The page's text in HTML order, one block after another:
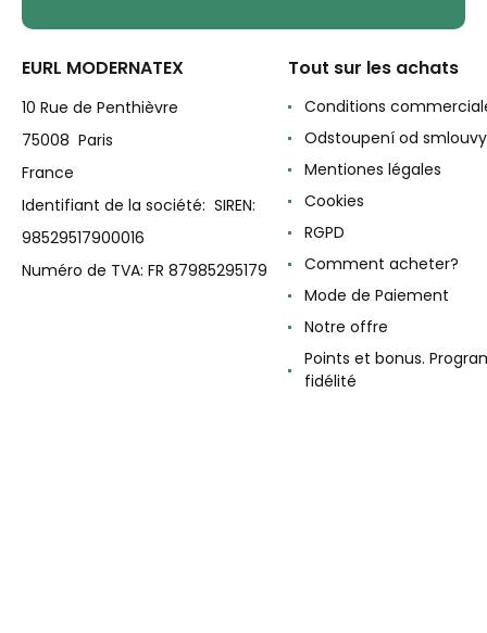
EURL MODERNATEX
10 Rue de Penthièvre
75008 Paris
France
Identifiant de la société: SIREN:
98529517900016
Numéro de TVA: FR 87985295179
Tout sur les achats
Conditions
Odstoupení od smlouvy
Mentiones légales
Cookies
RGPD
Comment acheter?
Mode de Paiement
Notre offre
Points et bonus.
fidélité